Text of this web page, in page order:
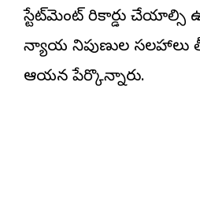
స్టేట్‌మెంట్ రికార్డు చేయాల్సి
న్యాయ నిపుణుల సలహాలు
ఆయన పేర్కొన్నారు.